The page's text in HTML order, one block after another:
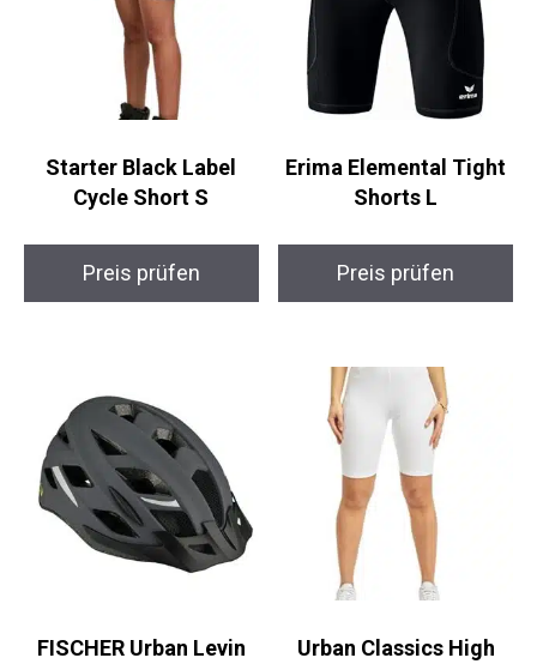
Starter Black Label
Cycle Short S
Preis prüfen
Erima Elemental Tight
Shorts L
Preis prüfen
FISCHER Urban Levin
Urban Classics High